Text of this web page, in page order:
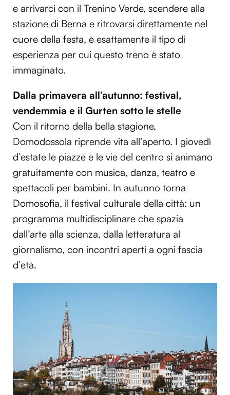
e arrivarci con il Trenino Verde, scendere alla
stazione di Berna e ritrovarsi direttamente nel
cuore della festa, è esattamente il tipo di
esperienza per cui questo treno è stato
immaginato.
Dalla primavera all’autunno: festival,
vendemmia e il Gurten sotto le stelle
Con il ritorno della bella stagione,
Domodossola riprende vita all’aperto. I giovedì
d’estate le piazze e le vie del centro si animano
gratuitamente con musica, danza, teatro e
spettacoli per bambini. In autunno torna
Domosofia, il festival culturale della città: un
programma multidisciplinare che spazia
dall’arte alla scienza, dalla letteratura al
giornalismo, con incontri aperti a ogni fascia
d’età.